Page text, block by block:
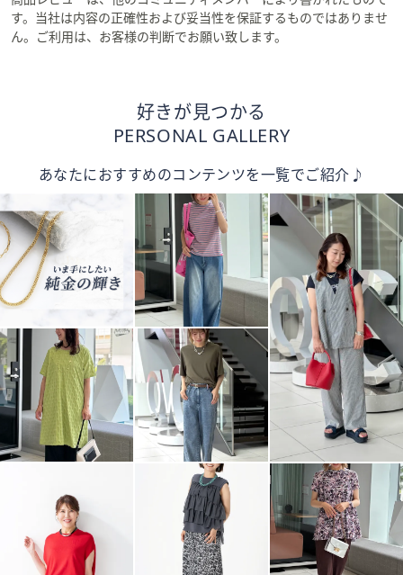
す。当社は内容の正確性および妥当性を保証するものではありませ
ん。ご利用は、お客様の判断でお願い致します。
好きが見つかる
PERSONAL GALLERY
あなたにおすすめのコンテンツを一覧でご紹介♪